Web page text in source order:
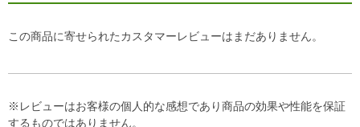
この商品に寄せられたカスタマーレビューはまだありません。
※レビューはお客様の個人的な感想であり商品の効果や性能を保証
するものではありません。